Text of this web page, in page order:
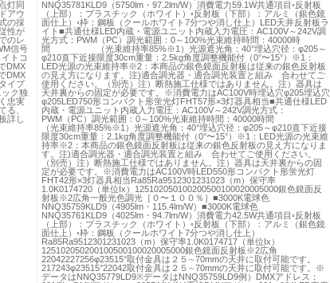
灯同
アウ
の採
性が
のレ
信号
トコ
DMX
DMX
イプ
ク独
忠実
る、
詳し
NNQ35781KLD9（5750lm・97.2lm/W）消費電力59.1W共通項目◦反射板
（上部）：プラスチック（ホワイト）◦反射板（下部）：アルミ（銀色鏡
面仕上）◦枠：鋼板（クールホワイト7分つや消し仕上）LED天井反射板ラ
イト■共通仕様LED内蔵・電源ユニット内蔵入力電圧：AC100V～242V調
光方式：PWM（PC）調光範囲：0～100%光束維持時間：40000時
間 （光束維持率85%※1）光源遮光角：40°埋込穴径：φ205～
φ210直下近接限度30cm重量：2.5kg角度調整機能付（0°〜15°）※1：
LED光源の光束維持率※2：本商品の銀色鏡面反射板は従来の銀色反射板
の見え方になります。注)適合調光器・適合調光装置と組み 合わせてご
使用ください。（別売）注）断熱施工仕様ではありません。注）器具は
天井裏からの固定が必要です。※消費電力はAC100V時埋込穴φ205埋込穴
φ205LED750形コンパクト形蛍光灯FHT57形×3灯器具相当■共通仕様LED
内蔵・電源ユニット内蔵入力電圧：AC100V～242V調光方式：
PWM（PC）調光範囲：0～100%光束維持時間：40000時間
（光束維持率85%※1）光源遮光角：40°埋込穴径：φ205～φ210直下近接
限度30cm重量：2.1kg角度調整機能付（0°〜15°）※1：LED光源の光束維
持率※2：本商品の銀色鏡面反射板は従来の銀色反射板の見え方になりま
す。注)適合調光器・適合調光装置と組み 合わせてご使用ください。
（別売）注）断熱施工仕様ではありません。注）器具は天井裏からの固
定が必要です。※消費電力はAC100V時LED550形コンパクト形蛍光灯
FHT42形×3灯器具相当Ra85Ra9512301231023（m）保守率
1.0K0174720（単位Ix）125102050100200500100020005000銀色鏡面反
射板※2広角一般光色調光［０〜１００％］■3000K電球色
NNQ35759KLD9（4905lm・115.4lm/W）■3000K電球色
NNQ35761KLD9（4025lm・94.7lm/W）消費電力42.5W共通項目◦反射板
（上部）：プラスチック（ホワイト）◦反射板（下部）：アルミ（銀色鏡
面仕上）◦枠：鋼板（クールホワイト7分つや消し仕上）
Ra85Ra9512301231023（m）保守率1.0K0174717（単位Ix）
125102050200100500100020005000銀色鏡面反射板※2広角
22042227256φ23515°取付金具は２５∼70mmの天井に取付可能です。
217243φ23515°22042取付金具は２５∼70mmの天井に取付可能です。※
データはNNQ35779LD9※データはNNQ35759LD9例）DMXアドレス：